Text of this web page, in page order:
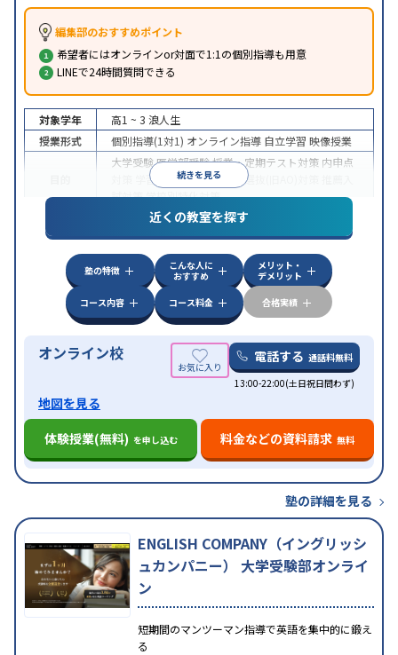
編集部のおすすめポイント
希望者にはオンラインor対面で1:1の個別指導も用意
LINEで24時間質問できる
続きを見る
対象学年 高1 ~ 3 浪人生
授業形式
個別指導(1対1) オンライン指導 自立学習 映像授業
大学受験医学部受験授業・定期テスト対策 内申点
学習習慣の定着 総合型選抜(旧AO)対策
試対策学校別特化対策
特徴
中高一貫校生に対応授業の振替可能
学習にPC・タブレットを利用オンライン対応1
科目から受講可能
近くの教室を探す
塾の特徴
こんな人に
おすすめ
メリット・
デメリット
コース内容
コース料金 合格実績
オンライン校 電話する 通話料無料
13:00-22:00(土日祝日問わず)
地図を見る
体験授業(無料) を申し込む 料金などの資料請求 無料
塾の詳細を見る
ENGLISH COMPANY（イングリッシ
ュカンパニー） 大学受験部オンライ
ン
短期間のマンツーマン指導で英語を集中的に鍛え
る